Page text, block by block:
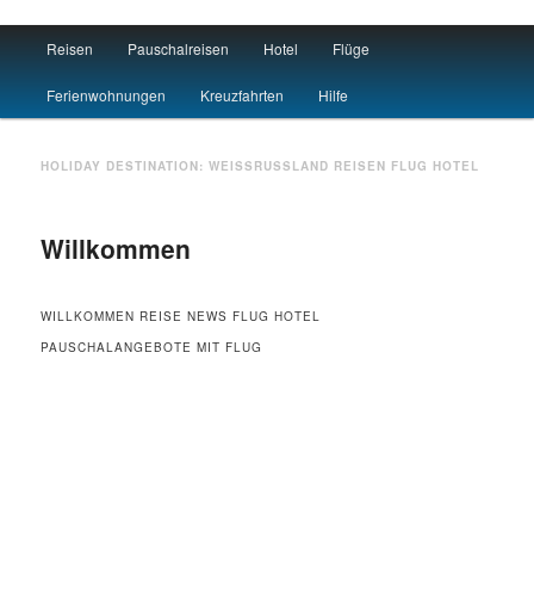
Travel : De
Skip to primary content
Skip to secondary content
Reisen Pauschalreisen Hotel Flüge
Ferienwohnungen Kreuzfahrten Hilfe
HOLIDAY DESTINATION:WEISSRUSSLAND REISEN FLUG HOTEL
Willkommen
WILLKOMMEN REISE NEWS FLUG HOTEL
PAUSCHALANGEBOTE MIT FLUG